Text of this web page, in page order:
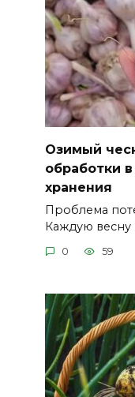
Озимый
обработки
хранения
Проблема
Каждую весну
0 59